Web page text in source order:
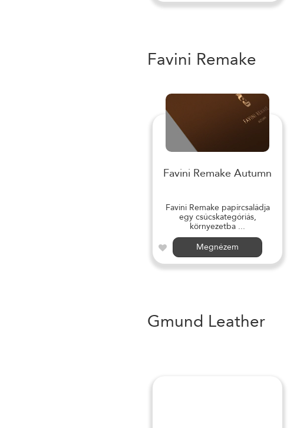
Favini Remake
Favini Remake Autumn
Favini Remake papírcsaládja
egy csúcskategóriás,
környezetba ...
Megnézem
Gmund Leather